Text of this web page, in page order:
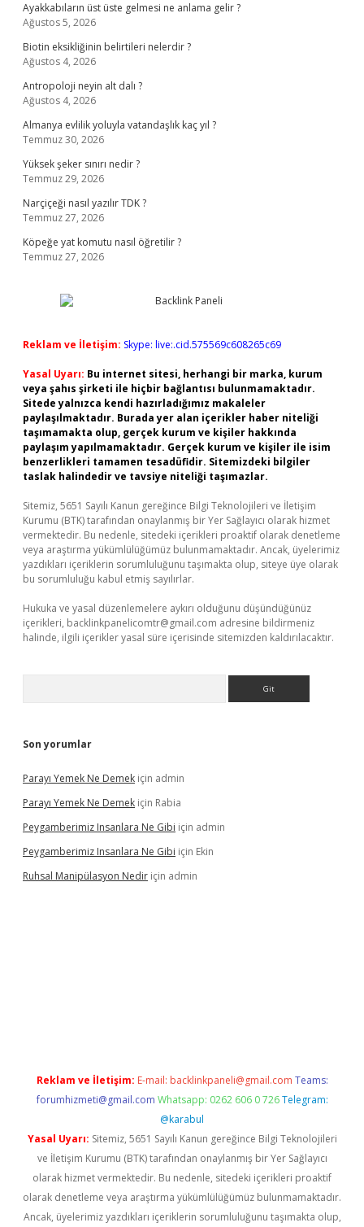
Ayakkabıların üst üste gelmesi ne anlama gelir ?
Ağustos 5, 2026
Biotin eksikliğinin belirtileri nelerdir ?
Ağustos 4, 2026
Antropoloji neyin alt dalı ?
Ağustos 4, 2026
Almanya evlilik yoluyla vatandaşlık kaç yıl ?
Temmuz 30, 2026
Yüksek şeker sınırı nedir ?
Temmuz 29, 2026
Narçiçeği nasıl yazılır TDK ?
Temmuz 27, 2026
Köpeğe yat komutu nasıl öğretilir ?
Temmuz 27, 2026
Reklam ve İletişim: Skype: live:.cid.575569c608265c69
Yasal Uyarı: Bu internet sitesi, herhangi bir marka, kurum
veya şahıs şirketi ile hiçbir bağlantısı bulunmamaktadır.
Sitede yalnızca kendi hazırladığımız makaleler
paylaşılmaktadır. Burada yer alan içerikler haber niteliği
taşımamakta olup, gerçek kurum ve kişiler hakkında
paylaşım yapılmamaktadır. Gerçek kurum ve kişiler ile isim
benzerlikleri tamamen tesadüfidir. Sitemizdeki bilgiler
taslak halindedir ve tavsiye niteliği taşımazlar.
Sitemiz, 5651 Sayılı Kanun gereğince Bilgi Teknolojileri ve İletişim
Kurumu (BTK) tarafından onaylanmış bir Yer Sağlayıcı olarak hizmet
vermektedir. Bu nedenle, sitedeki içerikleri proaktif olarak denetleme
veya araştırma yükümlülüğümüz bulunmamaktadır. Ancak, üyelerimiz
yazdıkları içeriklerin sorumluluğunu taşımakta olup, siteye üye olarak
bu sorumluluğu kabul etmiş sayılırlar.
Hukuka ve yasal düzenlemelere aykırı olduğunu düşündüğünüz
içerikleri, backlinkpanelicomtr@gmail.com adresine bildirmeniz
halinde, ilgili içerikler yasal süre içerisinde sitemizden kaldırılacaktır.
Son yorumlar
Parayı Yemek Ne Demek için admin
Parayı Yemek Ne Demek için Rabia
Peygamberimiz Insanlara Ne Gibi için admin
Peygamberimiz Insanlara Ne Gibi için Ekin
Ruhsal Manipülasyon Nedir için admin
Reklam ve İletişim: E-mail: backlinkpaneli@gmail.com Teams:
forumhizmeti@gmail.com Whatsapp: 0262 606 0 726 Telegram:
@karabul
Yasal Uyarı: Sitemiz, 5651 Sayılı Kanun gereğince Bilgi Teknolojileri
ve İletişim Kurumu (BTK) tarafından onaylanmış bir Yer Sağlayıcı
olarak hizmet vermektedir. Bu nedenle, sitedeki içerikleri proaktif
olarak denetleme veya araştırma yükümlülüğümüz bulunmamaktadır.
Ancak, üyelerimiz yazdıkları içeriklerin sorumluluğunu taşımakta olup,